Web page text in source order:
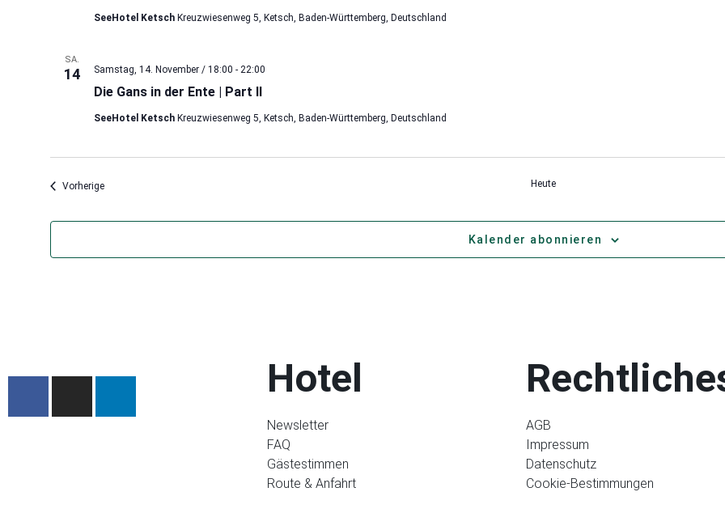
SeeHotel Ketsch Kreuzwiesenweg 5, Ketsch, Baden-Württemberg, Deutschland
SA.
14
Die Gans in der Ente | Part II
Samstag, 14. November / 18:00 - 22:00
SeeHotel Ketsch Kreuzwiesenweg 5, Ketsch, Baden-Württemberg, Deutschland
VorherigeVeranstaltungen Heute
Kalender abonnieren
Hotel
Newsletter
FAQ
Gästestimmen
Route & Anfahrt
AGB
Impressum
Datenschutz
Cookie-Bestimmungen